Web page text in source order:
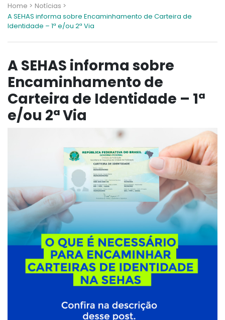
Home > Notícias >
A SEHAS informa sobre Encaminhamento de Carteira de
Identidade – 1ª e/ou 2ª Via
A SEHAS informa sobre
Encaminhamento de
Carteira de Identidade – 1ª
e/ou 2ª Via